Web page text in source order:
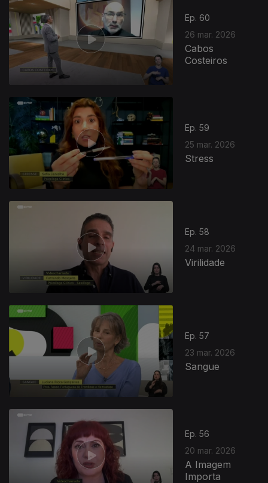
Ep. 60
26 mar. 2026
Cabos
Costeiros
Ep. 59
25 mar. 2026
Stress
Ep. 58
24 mar. 2026
Virilidade
Ep. 57
23 mar. 2026
Sangue
Ep. 56
20 mar. 2026
A Imagem
Importa
916296